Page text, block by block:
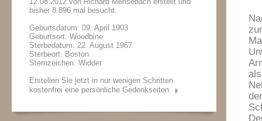
bisher 8.896 mal besucht.
Geburtsdatum: 09. April 1903
Geburtsort: Woodbine
Sterbedatum: 22. August 1967
Sterbeort: Boston
Sternzeichen: Widder
Erstellen Sie jetzt in nur wenigen Schritten
kostenfrei eine persönliche Gedenkseiten